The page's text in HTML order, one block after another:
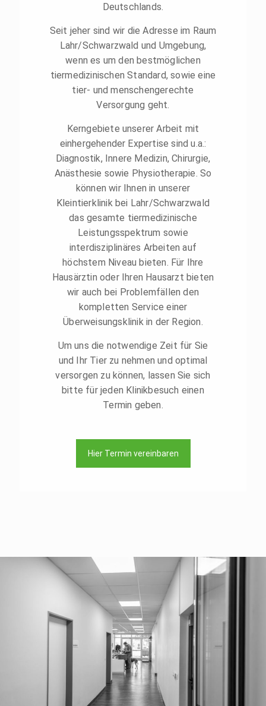
Deutschlands.
Seit jeher sind wir die Adresse im Raum
Lahr/Schwarzwald und Umgebung,
wenn es um den bestmöglichen
tiermedizinischen Standard, sowie eine
tier- und menschengerechte
Versorgung geht.
Kerngebiete unserer Arbeit mit
einhergehender Expertise sind u.a.:
Diagnostik, Innere Medizin, Chirurgie,
Anästhesie sowie Physiotherapie. So
können wir Ihnen in unserer
Kleintierklinik bei Lahr/Schwarzwald
das gesamte tiermedizinische
Leistungsspektrum sowie
interdisziplinäres Arbeiten auf
höchstem Niveau bieten. Für Ihre
Hausärztin oder Ihren Hausarzt bieten
wir auch bei Problemfällen den
kompletten Service einer
Überweisungsklinik in der Region.
Um uns die notwendige Zeit für Sie
und Ihr Tier zu nehmen und optimal
versorgen zu können, lassen Sie sich
bitte für jeden Klinikbesuch einen
Termin geben.
Hier Termin vereinbaren